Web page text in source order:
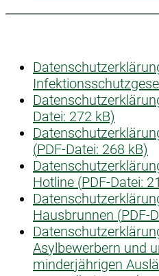
Datei: 272 kB)
(PDF-Datei: 268 kB)
Hotline (PDF-Datei:
Hausbrunnen (PDF-
Asylbewerbern und
minderjährigen